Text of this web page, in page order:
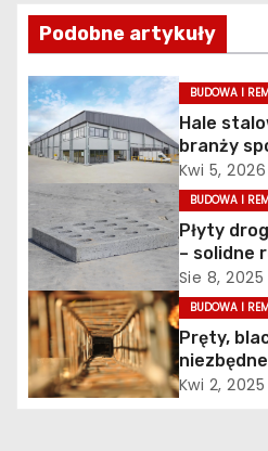
w
i
g
a
c
j
a
w
p
Podobne artykuły
BUDOWA I
Hale
branży
Kwi 5, 2026
BUDOWA I
Płyty
– solidne
Sie 8, 2025
BUDOWA I
Pręty,
Kwi 2, 2025